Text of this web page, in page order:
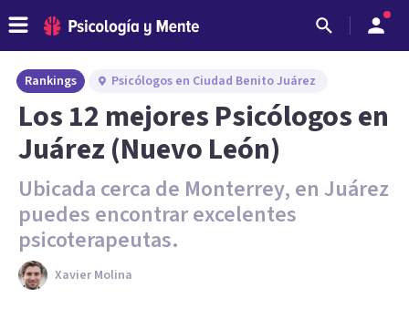
Rankings Psicólogos en Ciudad Benito Juárez
Los 12 mejores Psicólogos en
Juárez (Nuevo León)
Ubicada cerca de Monterrey, en Juárez
puedes encontrar excelentes
psicoterapeutas.
Xavier Molina